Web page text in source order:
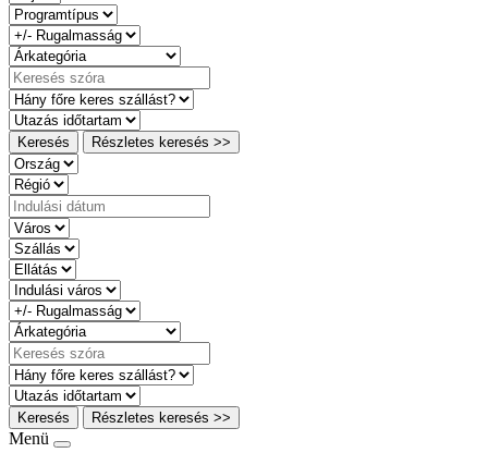
Keresés Részletes keresés >>
Keresés Részletes keresés >>
Menü